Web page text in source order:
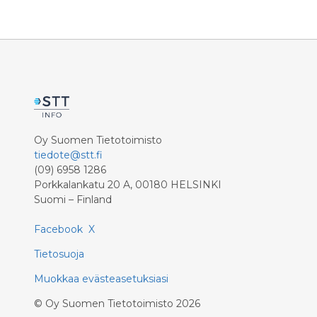
käyttäjäpotentiaalin ja
otetaan
Oy Suomen Tietotoimisto
tiedote@stt.fi
(09) 6958 1286
Porkkalankatu 20 A, 00180 HELSINKI
Suomi – Finland
Facebook X
Tietosuoja
Muokkaa evästeasetuksiasi
© Oy Suomen Tietotoimisto 2026